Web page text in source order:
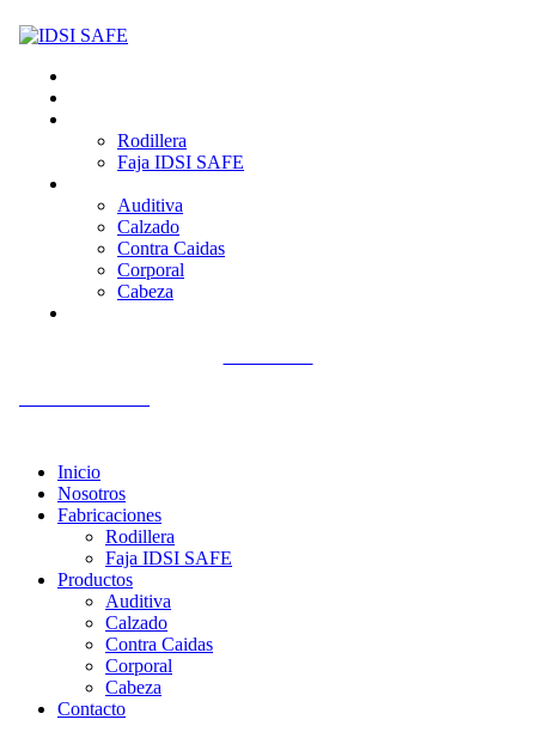
Rodillera
Faja IDSI SAFE
Auditiva
Calzado
Contra Caidas
Corporal
Cabeza
Inicio
Nosotros
Fabricaciones
Rodillera
Faja IDSI SAFE
Productos
Auditiva
Calzado
Contra Caidas
Corporal
Cabeza
Contacto